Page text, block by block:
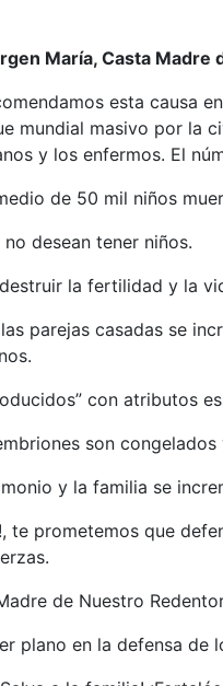
María, Casta Madre
esta causa
mundial masivo por la
y los enfermos. El
de 50 mil niños
desean tener niños.
la fertilidad y la
parejas casadas se
con atributos
son
y la familia se
te prometemos que
de Nuestro
plano en la defensa de